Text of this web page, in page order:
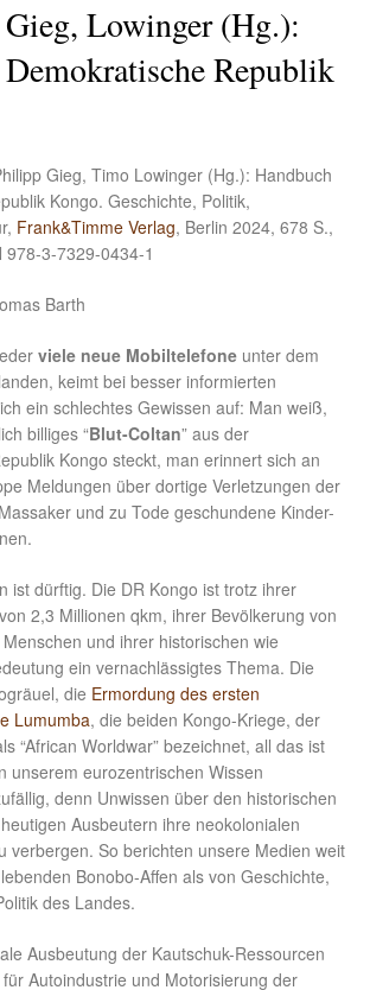
Lowinger (Hg.):
Republik
Gieg, Timo Lowinger (Hg.): Handbuch
Kongo. Geschichte, Politik,
Frank&Timme Verlag, Berlin 2024, 678 S.,
978-3-7329-0434-1
Barth
viele neue Mobiltelefone unter dem
keimt bei besser informierten
ein schlechtes Gewissen auf: Man weiß,
billiges “Blut-Coltan” aus der
Kongo steckt, man erinnert sich an
Meldungen über dortige Verletzungen der
und zu Tode geschundene Kinder-
ist dürftig. Die DR Kongo ist trotz ihrer
2,3 Millionen qkm, ihrer Bevölkerung von
und ihrer historischen wie
ein vernachlässigtes Thema. Die
die Ermordung des ersten
Lumumba, die beiden Kongo-Kriege, der
“African Worldwar” bezeichnet, all das ist
unserem eurozentrischen Wissen
denn Unwissen über den historischen
Ausbeutern ihre neokolonialen
verbergen. So berichten unsere Medien weit
Bonobo-Affen als von Geschichte,
des Landes.
Ausbeutung der Kautschuk-Ressourcen
Autoindustrie und Motorisierung der